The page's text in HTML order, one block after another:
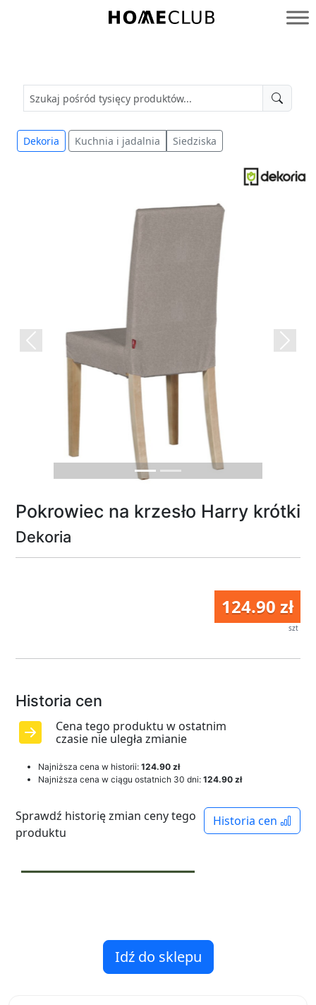
Homeclub
Dekoria Kuchnia i jadalnia Siedziska
Previous Next
Pokrowiec na krzesło Harry krótki
Dekoria
124.90 zł
szt
Historia cen
Cena tego produktu w ostatnim
czasie nie uległa zmianie
Najniższa cena w historii: 124.90 zł
Najniższa cena w ciągu ostatnich 30 dni: 124.90 zł
Historia cen
Sprawdź historię zmian ceny tego
produktu
Idź do sklepu